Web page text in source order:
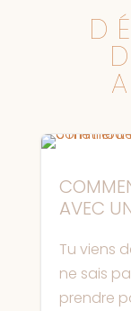
AVEC
Tu viens
ne sais
prendre